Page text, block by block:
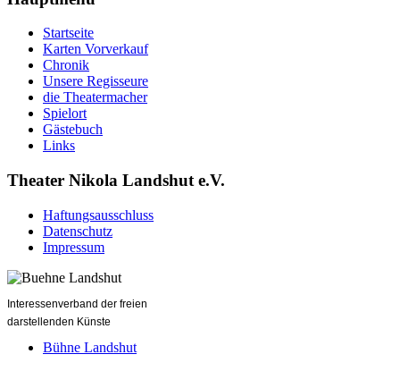
Startseite
Karten Vorverkauf
Chronik
Unsere Regisseure
die Theatermacher
Spielort
Gästebuch
Links
Theater Nikola Landshut e.V.
Haftungsausschluss
Datenschutz
Impressum
Interessenverband der freien
darstellenden Künste
Bühne Landshut